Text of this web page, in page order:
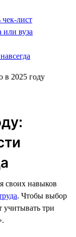
лист
вуза
своих навыков
. Чтобы выбор
учитывать три